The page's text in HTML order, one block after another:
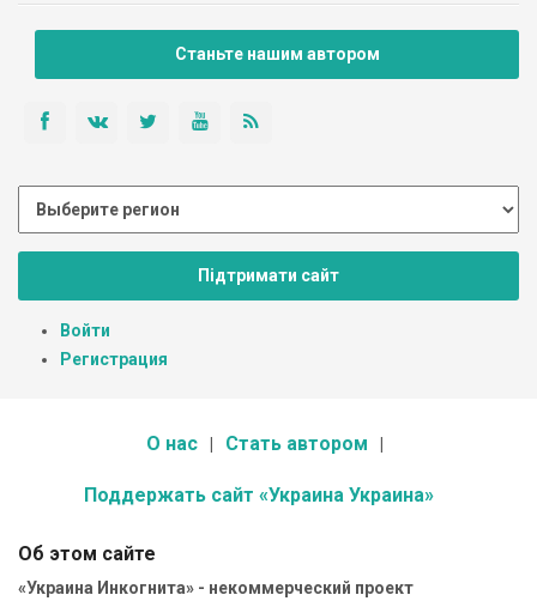
Станьте нашим автором
Підтримати сайт
Войти
Регистрация
О нас Стать автором
Поддержать сайт «Украина Украина»
Об этом сайте
«Украина Инкогнита» - некоммерческий проект